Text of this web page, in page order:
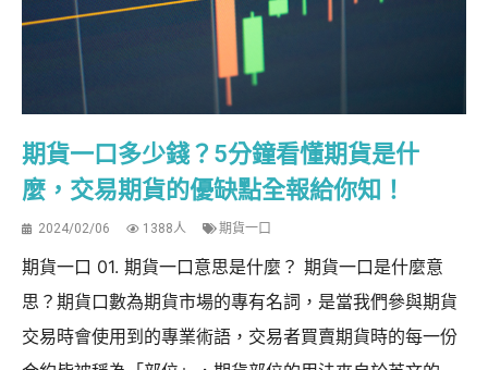
期貨一口多少錢？5分鐘看懂期貨是什
麼，交易期貨的優缺點全報給你知！
2024/02/06 1388人 期貨一口
期貨一口 01. 期貨一口意思是什麼？ 期貨一口是什麼意
思？期貨口數為期貨市場的專有名詞，是當我們參與期貨
交易時會使用到的專業術語，交易者買賣期貨時的每一份